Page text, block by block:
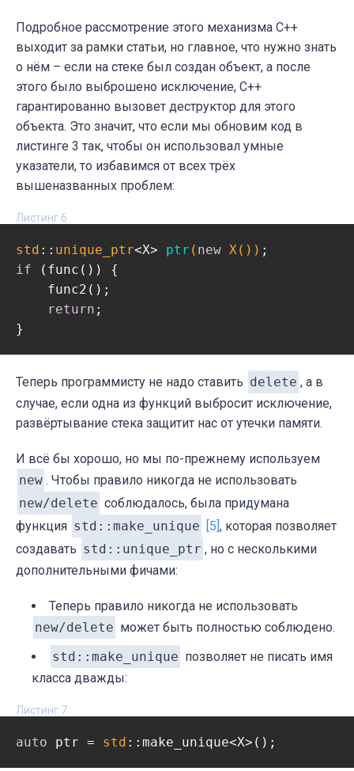
Подробное рассмотрение этого механизма С++
выходит за рамки статьи, но главное, что нужно знать
о нём – если на стеке был создан объект, а после
этого было выброшено исключение, C++
гарантированно вызовет деструктор для этого
объекта. Это значит, что если мы обновим код в
листинге 3 так, чтобы он использовал умные
указатели, то избавимся от всех трёх
вышеназванных проблем:
Листинг 6
std :: unique_ptr<X> ptr ( new X())
if (func()) {
    func2();
return ;
}
Теперь программисту не надо ставить delete , а в
случае, если одна из функций выбросит исключение,
развёртывание стека защитит нас от утечки памяти.
И всё бы хорошо, но мы по-прежнему используем
new . Чтобы правило никогда не использовать
new/delete соблюдалось, была придумана
функция std::make_unique [5], которая позволяет
создавать std::unique_ptr , но с несколькими
дополнительными фичами:
Теперь правило никогда не использовать
new/delete может быть полностью соблюдено.
std::make_unique позволяет не писать имя
класса дважды:
Листинг 7
auto ptr = std ::make_unique<X>();